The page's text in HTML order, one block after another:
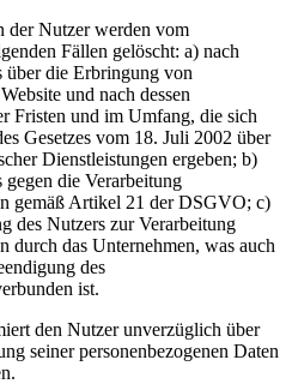
der Nutzer werden vom
Fällen gelöscht: a) nach
über die Erbringung von
und nach dessen
Fristen und im Umfang, die sich
Gesetzes vom 18. Juli 2002 über
Dienstleistungen ergeben; b)
die Verarbeitung
gemäß Artikel 21 der DSGVO; c)
des Nutzers zur Verarbeitung
durch das Unternehmen, was auch
des
ist.
den Nutzer unverzüglich über
seiner personenbezogenen Daten